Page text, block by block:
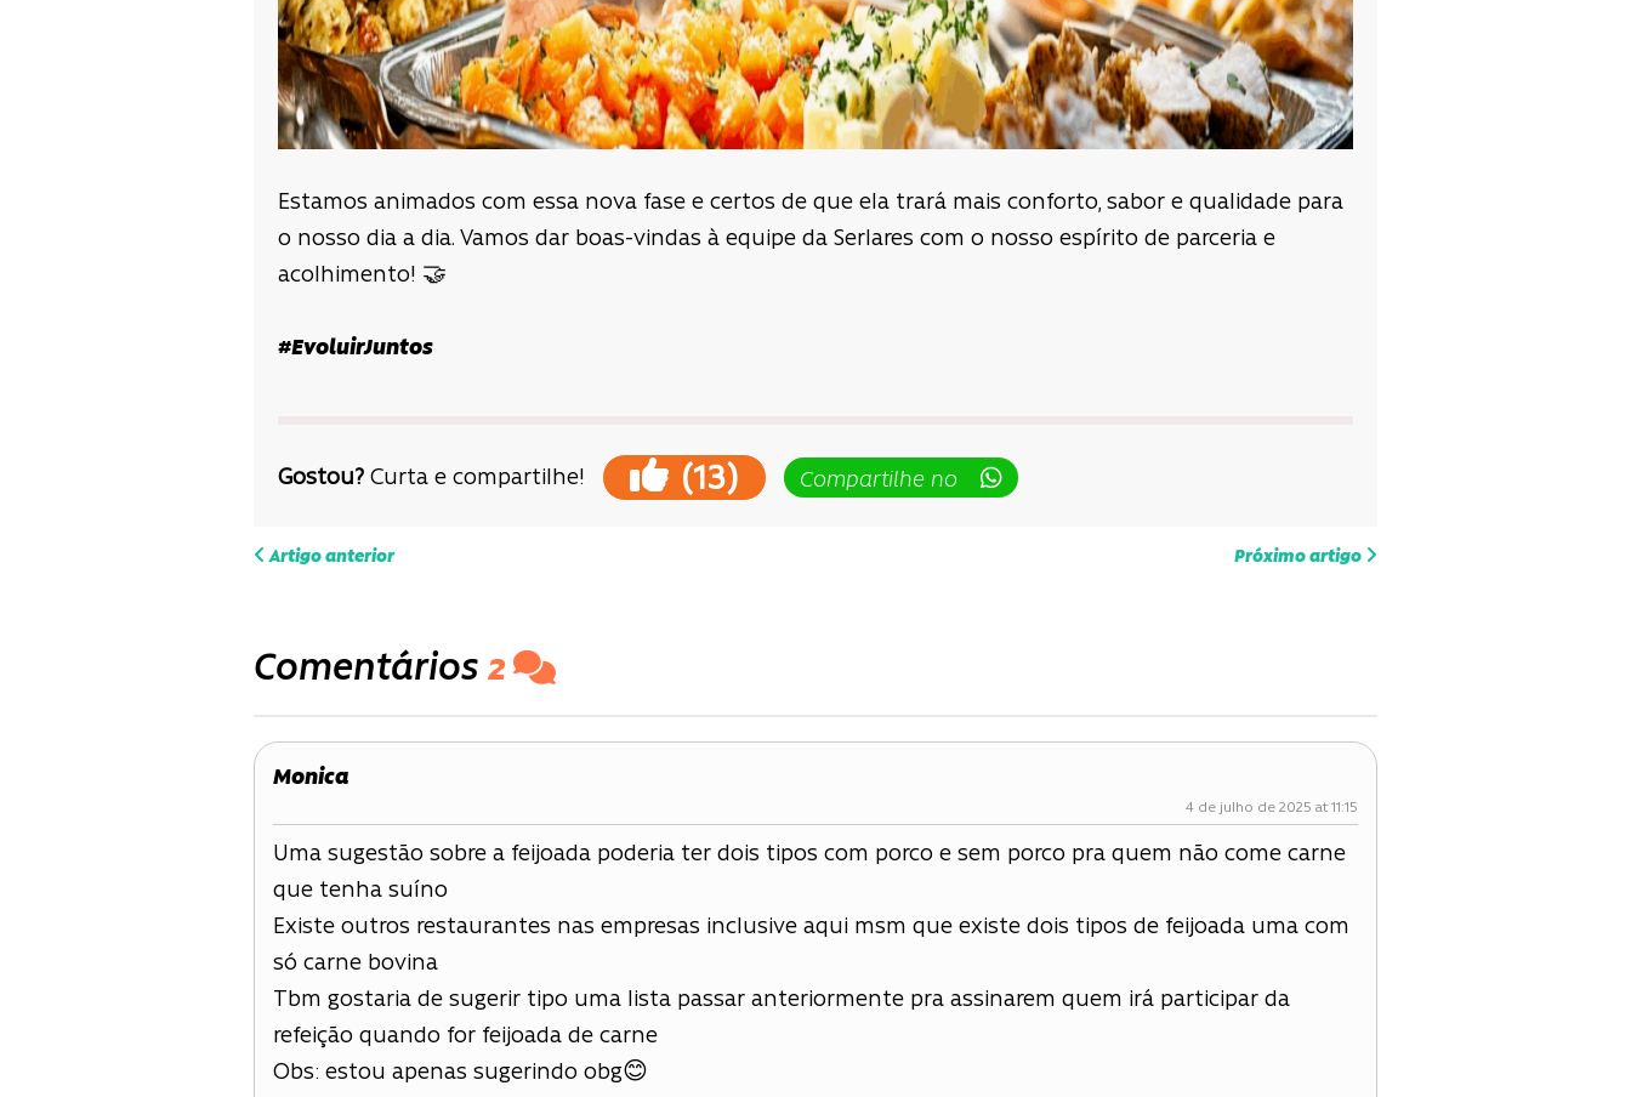
Estamos animados com essa nova fase e certos de que ela trará mais conforto, sabor e qualidade para
o nosso dia a dia. Vamos dar boas-vindas à equipe da Serlares com o nosso espírito de parceria e
acolhimento! 🤝
#EvoluirJuntos
Gostou? Curta e compartilhe! (13) Compartilhe no
Navegação
Post
Artigo anterior Próximo artigo
Comentários 2
Monica
4 de julho de 2025 at 11:15
Uma sugestão sobre a feijoada poderia ter dois tipos com porco e sem porco pra quem não come carne
que tenha suíno
Existe outros restaurantes nas empresas inclusive aqui msm que existe dois tipos de feijoada uma com
só carne bovina
Tbm gostaria de sugerir tipo uma lista passar anteriormente pra assinarem quem irá participar da
refeição quando for feijoada de carne
Obs: estou apenas sugerindo obg😊